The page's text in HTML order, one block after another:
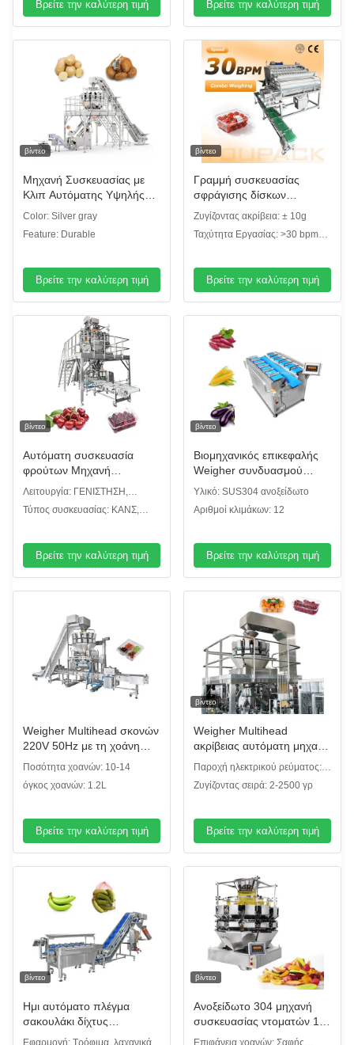
Βρείτε την καλύτερη τιμή
Συσκευασίας Διχτυωτών
Σακουλών
Βρείτε την καλύτερη τιμή
βίντεο
Μηχανή Συσκευασίας με
Κλιπ Αυτόματης Υψηλής
Ποιότητας για Δίχτυ
Καρυδιών, Σκόρδου,
Κρεμμυδιών, Πατάτας,
Συσκευασίας με Δίχτυ για
Σοκολατένια Νομίσματα
Color: Silver gray
Feature: Durable
Βρείτε την καλύτερη τιμή
βίντεο
Γραμμή συσκευασίας
σφράγισης δίσκων
φρούτων | Με Automatic
Tray Denester & Fruit
Linear Weigher
Ζυγίζοντας ακρίβεια: ± 10g
Ταχύτητα Εργασίας: >30 bpm
Βρείτε την καλύτερη τιμή
βίντεο
Αυτόματη συσκευασία
φρούτων Μηχανή
συσκευασίας δίσκων με
ζαχαροκάλαμο
Λειτουργία: ΓΕΝΙΣΤΗΣΗ,
Τυλίστρα, Κάλυψη,
Τύπος συσκευασίας: ΚΑΝΣ,
Βρείτε την καλύτερη τιμή
βίντεο
Βιομηχανικός επικεφαλής
Weigher συνδυασμού
ζωνών 12 επικεφαλής 14
για τον τύπο μελιτζάνας
καλαμποκιού γλυκών
Υλικό: SUS304 ανοξείδωτο
Αριθμοί κλιμάκων: 12
Βρείτε την καλύτερη τιμή
Weigher Multihead σκονών
220V 50Hz με τη χοάνη
1.2L 90 φορές/το λ.
Ποσότητα χοανών: 10-14
όγκος χοανών: 1.2L
Βρείτε την καλύτερη τιμή
βίντεο
Weigher Multihead
ακρίβειας αυτόματη μηχανή
συσκευασίας σαλάτας
λαχανικών φρούτων σερβο
μηχανών Drive
Παροχή ηλεκτρικού ρεύματος:
220V/50Hz
Ζυγίζοντας σειρά: 2-2500 γρ
Βρείτε την καλύτερη τιμή
βίντεο
Ημι αυτόματο πλέγμα
σακουλάκι δίχτυς
πολλαπλών κεφαλιών
Εφαρμογή: Τρόφιμα, λαχανικά
βίντεο
Ανοξείδωτο 304 μηχανή
συσκευασίας ντοματών 14
επικεφαλής Weigher
Επιφάνεια χοανών: Σαφής